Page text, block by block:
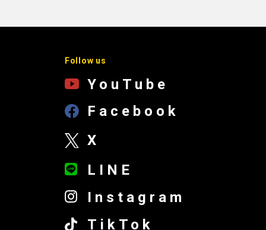
Follow us
YouTube
Facebook
X
LINE
Instagram
TikTok